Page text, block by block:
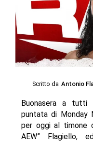
Scritto da Antonio
Buonasera a tutti
puntata di Monday
per oggi al timone
AEW” Flagiello,